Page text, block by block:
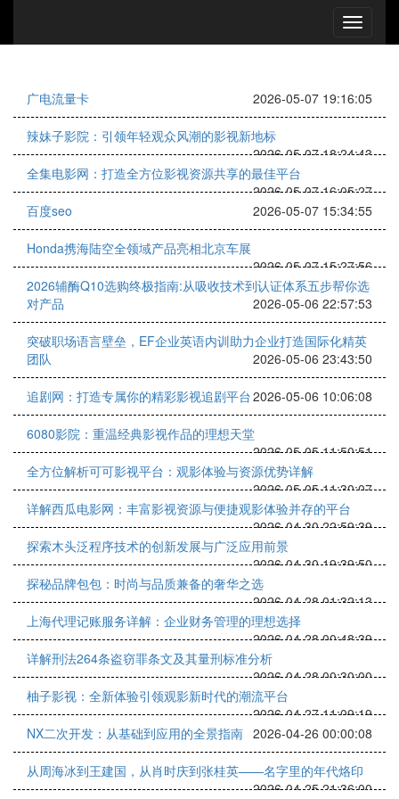
广电流量卡 2026-05-07 19:16:05
辣妹子影院：引领年轻观众风潮的影视新地标
2026-05-07 18:24:43
全集电影网：打造全方位影视资源共享的最佳平台
2026-05-07 16:05:27
百度seo
2026-05-07 15:34:55
Honda携海陆空全领域产品亮相北京车展
2026-05-07 15:27:56
2026辅酶Q10选购终极指南:从吸收技术到认证体系五步帮你选
对产品
2026-05-06 22:57:53
突破职场语言壁垒，EF企业英语内训助力企业打造国际化精英
团队
2026-05-06 23:43:50
追剧网：打造专属你的精彩影视追剧平台2026-05-06 10:06:08
6080影院：重温经典影视作品的理想天堂
2026-05-05 11:50:51
全方位解析可可影视平台：观影体验与资源优势详解
2026-05-05 11:30:07
详解西瓜电影网：丰富影视资源与便捷观影体验并存的平台
2026-04-30 22:59:39
探索木头泛程序技术的创新发展与广泛应用前景
2026-04-30 19:39:50
探秘品牌包包：时尚与品质兼备的奢华之选
2026-04-28 01:32:13
上海代理记账服务详解：企业财务管理的理想选择
2026-04-28 00:48:39
详解刑法264条盗窃罪条文及其量刑标准分析
2026-04-28 00:30:00
柚子影视：全新体验引领观影新时代的潮流平台
2026-04-27 11:09:19
NX二次开发：从基础到应用的全景指南 2026-04-26 00:00:08
从周海冰到王建国，从肖时庆到张桂英——名字里的年代烙印
2026-04-25 21:36:00